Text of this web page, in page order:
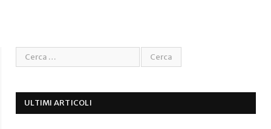
ULTIMI ARTICOLI